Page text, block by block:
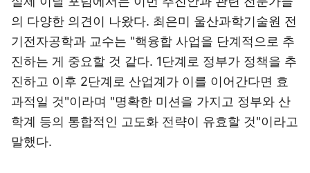
의 다양한 의견이 나왔다. 최은미 울산과학기술원 전
기전자공학과 교수는 "핵융합 사업을 단계적으로 추
진하는 게 중요할 것 같다. 1단계로 정부가 정책을 추
진하고 이후 2단계로 산업계가 이를 이어간다면 효
과적일 것"이라며 "명확한 미션을 가지고 정부와 산
학계 등의 통합적인 고도화 전략이 유효할 것"이라고
말했다.